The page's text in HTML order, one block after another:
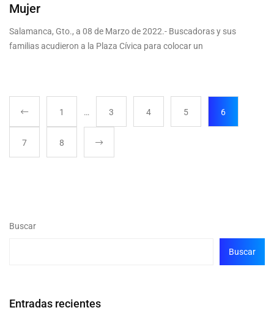
Mujer
Salamanca, Gto., a 08 de Marzo de 2022.- Buscadoras y sus
familias acudieron a la Plaza Cívica para colocar un
1 … 3 4 5 6
7 8
Buscar
Buscar
Entradas recientes